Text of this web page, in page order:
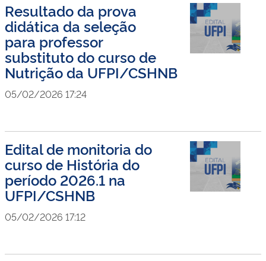
Resultado da prova
didática da seleção
para professor
substituto do curso de
Nutrição da UFPI/CSHNB
05/02/2026 17:24
Edital de monitoria do
curso de História do
período 2026.1 na
UFPI/CSHNB
05/02/2026 17:12